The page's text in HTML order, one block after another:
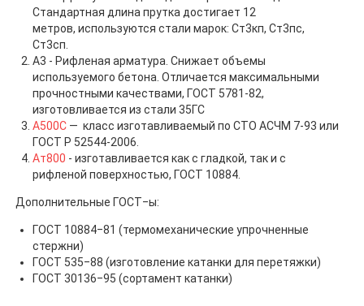
Стандартная длина прутка достигает 12
метров,используются стали марок: Ст3кп, Ст3пс,
Ст3сп.
А3 -Рифленая арматура. Снижает объемы
используемого бетона. Отличается максимальными
прочностными качествами,ГОСТ 5781-82,
изготовливается из стали 35ГС
А500С — класс изготавливаемый по СТО АСЧМ 7-93 или
ГОСТ Р 52544-2006.
Ат800 -изготавливается как с гладкой, так и с
рифленой поверхностью,ГОСТ 10884
Дополнительные ГОСТ‒ы:
ГОСТ 10884‒81 (термомеханические упрочненные
стержни)
ГОСТ 535‒88 (изготовление катанки для перетяжки)
ГОСТ 30136‒95 (сортамент катанки)